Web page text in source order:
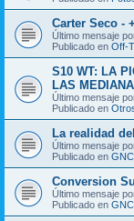
Carter Seco -
Último mensaje
Publicado en Off-
S10 WT: LA
LAS
Último mensaje
Publicado en
La realidad
Último mensaje
Publicado en GNC
Conversion
Último mensaje
Publicado en GNC